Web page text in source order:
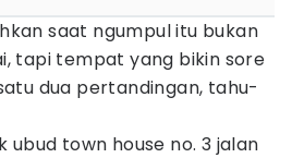
saat ngumpul itu bukan
tapi tempat yang bikin sore
dua pertandingan, tahu-
ubud town house no. 3 jalan